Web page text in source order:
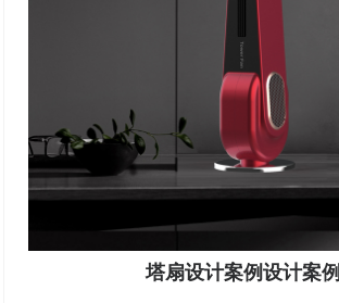
塔扇设计案例设计案例